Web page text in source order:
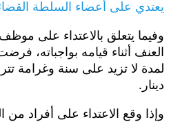
يتعلق بالاعتداء على موظف عام أو
أثناء قيامه بواجباته، فرضت
وقع الاعتداء على أفراد من الشرطة